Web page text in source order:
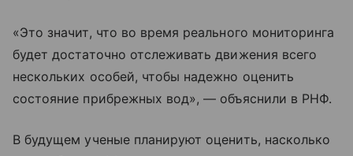
«Это значит, что во время реального мониторинга
будет достаточно отслеживать движения всего
нескольких особей, чтобы надежно оценить
состояние прибрежных вод», — объяснили в РНФ.
В будущем ученые планируют оценить, насколько